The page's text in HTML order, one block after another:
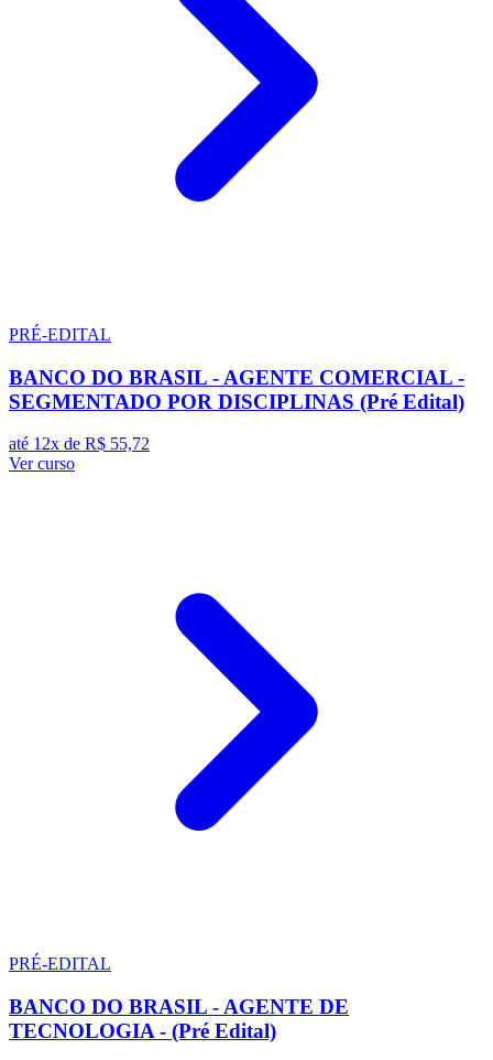
PRÉ-EDITAL
BANCO DO BRASIL - AGENTE COMERCIAL -
SEGMENTADO POR DISCIPLINAS (Pré Edital)
até 12x de R$ 55,72
Ver curso
PRÉ-EDITAL
BANCO DO BRASIL - AGENTE DE
TECNOLOGIA - (Pré Edital)